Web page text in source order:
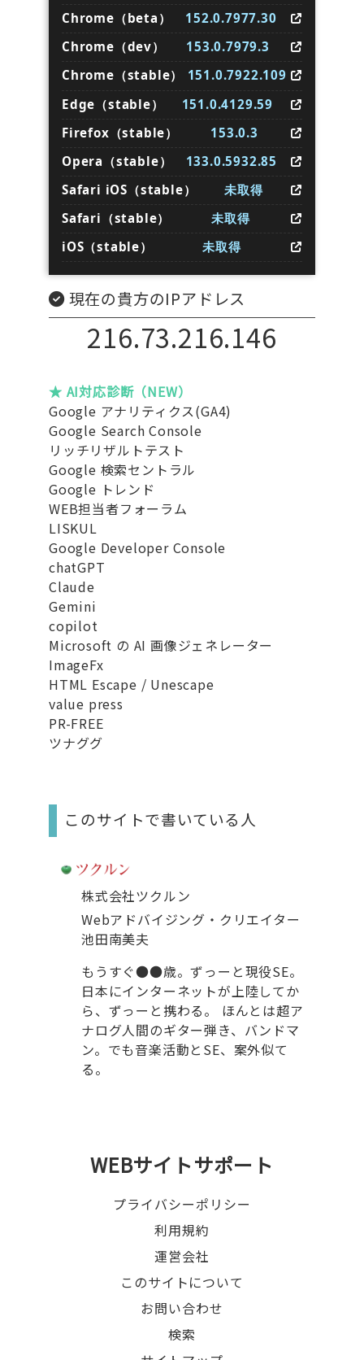
Chrome（beta）
152.0.7977.30
Chrome（dev）
153.0.7979.3
Chrome（stable）
151.0.7922.109
Edge（stable）
151.0.4129.59
Firefox（stable）
153.0.3
Opera（stable）
133.0.5932.85
Safari iOS（stable）
未取得
Safari（stable）
未取得
iOS（stable）
未取得
現在の貴方のIPアドレス
216.73.216.146
★ AI対応診断（NEW）
Google アナリティクス(GA4)
Google Search Console
リッチリザルトテスト
Google 検索セントラル
Google トレンド
WEB担当者フォーラム
LISKUL
Google Developer Console
chatGPT
Claude
Gemini
copilot
Microsoft の AI 画像ジェネレーター
ImageFx
HTML Escape / Unescape
value press
PR-FREE
ツナググ
このサイトで書いている人
株式会社ツクルン
Webアドバイジング・クリエイター
池田南美夫
もうすぐ●●歳。ずっーと現役SE。
日本にインターネットが上陸してか
ら、ずっーと携わる。 ほんとは超ア
ナログ人間のギター弾き、バンドマ
ン。でも音楽活動とSE、案外似て
る。
WEBサイトサポート
プライバシーポリシー
利用規約
運営会社
このサイトについて
お問い合わせ
検索